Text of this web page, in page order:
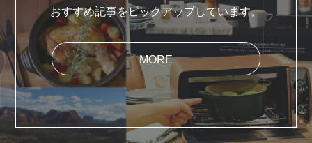
おすすめ記事をピックアップしています。
MORE